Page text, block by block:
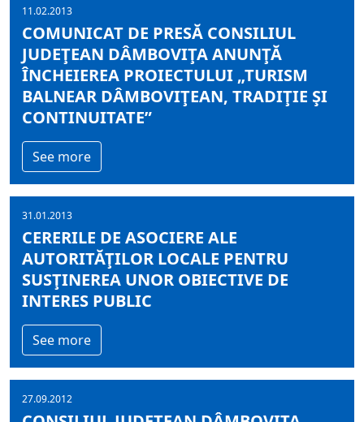
11.02.2013
COMUNICAT DE PRESĂ CONSILIUL
JUDEŢEAN DÂMBOVIŢA ANUNŢĂ
ÎNCHEIEREA PROIECTULUI „TURISM
BALNEAR DÂMBOVIŢEAN, TRADIŢIE ŞI
CONTINUITATE”
See more
31.01.2013
CERERILE DE ASOCIERE ALE
AUTORITĂŢILOR LOCALE PENTRU
SUSŢINEREA UNOR OBIECTIVE DE
INTERES PUBLIC
See more
27.09.2012